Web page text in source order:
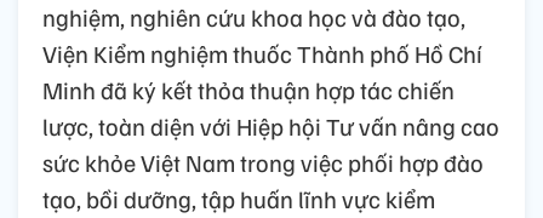
nghiệm, nghiên cứu khoa học và đào tạo,
Viện Kiểm nghiệm thuốc Thành phố Hồ Chí
Minh đã ký kết thỏa thuận hợp tác chiến
lược, toàn diện với Hiệp hội Tư vấn nâng cao
sức khỏe Việt Nam trong việc phối hợp đào
tạo, bồi dưỡng, tập huấn lĩnh vực kiểm